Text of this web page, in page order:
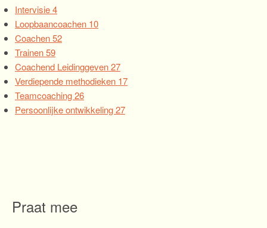
Intervisie4
Loopbaancoachen 10
Coachen52
Trainen59
Coachend Leidinggeven27
Verdiepende methodieken 17
Teamcoaching26
Persoonlijke ontwikkeling27
Praat mee